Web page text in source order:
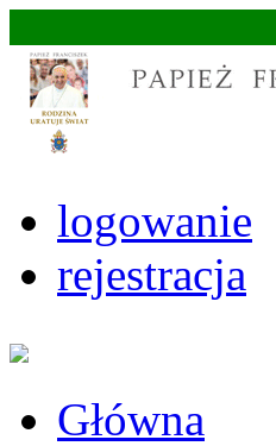
logowanie
rejestracja
Główna